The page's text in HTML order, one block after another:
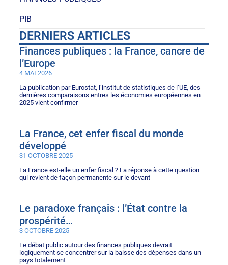
PIB
DERNIERS ARTICLES
Finances publiques : la France, cancre de
l’Europe
4 MAI 2026
La publication par Eurostat, l’institut de statistiques de l’UE, des
dernières comparaisons entres les économies européennes en
2025 vient confirmer
La France, cet enfer fiscal du monde
développé
31 OCTOBRE 2025
La France est-elle un enfer fiscal ? La réponse à cette question
qui revient de façon permanente sur le devant
Le paradoxe français : l’État contre la
prospérité…
3 OCTOBRE 2025
Le débat public autour des finances publiques devrait
logiquement se concentrer sur la baisse des dépenses dans un
pays totalement